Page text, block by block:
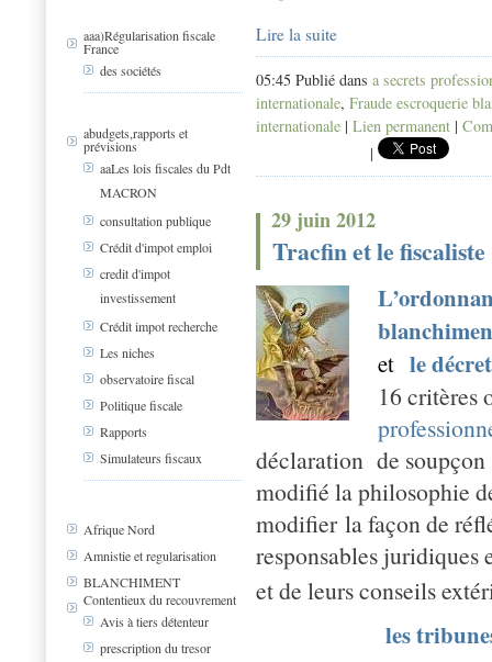
aaa)Régularisation fiscale
France
des sociétés
abudgets,rapports et
prévisions
aaLes lois fiscales du Pdt
MACRON
consultation publique
Crédit d'impot emploi
credit d'impot
investissement
Crédit impot recherche
Les niches
observatoire fiscal
Politique fiscale
Rapports
Simulateurs fiscaux
Afrique Nord
Amnistie et regularisation
BLANCHIMENT
Contentieux du recouvrement
Avis à tiers détenteur
prescription du tresor
Lire la suite
05:45 Publié dans a secrets
internationale, Fraude escroquerie
internationale | Lien permanent |
|
29 juin 2012
Tracfin et le
et le
16 critères
déclaration de
modifié la philosophie
modifier la façon de
responsables juridiques
et de leurs conseils
les